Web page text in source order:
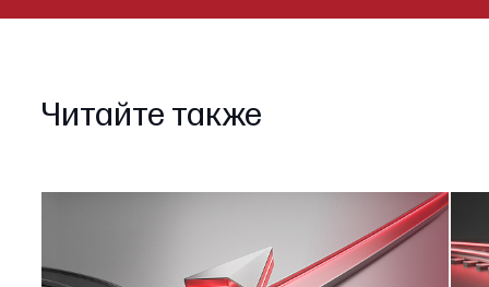
Читайте также